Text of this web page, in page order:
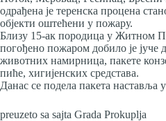
одрађена је теренска процена
објекти оштећени у пожару.
Близу 15-ак породица у Житном
погођено пожаром добило је јуче
животних намирница, пакете
пиће, хигијенских средстава.
Данас се подела пакета наставља
preuzeto sa sajta Grada Prokuplja